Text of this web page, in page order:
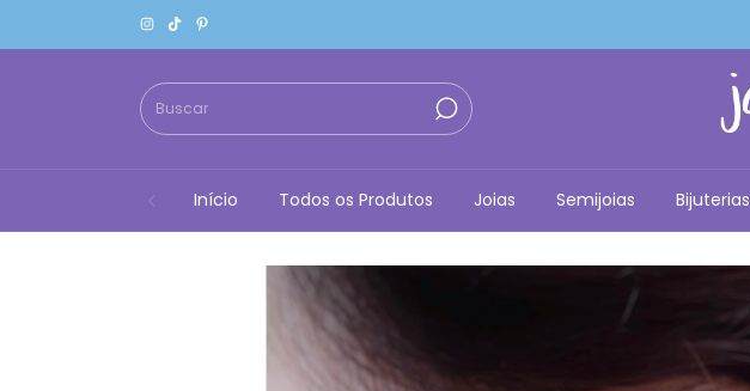
Início Todos os Produtos Joias Semijoias Bijuterias